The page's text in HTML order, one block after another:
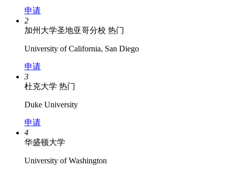
申请
2
加州大学圣地亚哥分校 热门
University of California, San Diego
申请
3
杜克大学 热门
Duke University
申请
4
华盛顿大学
University of Washington